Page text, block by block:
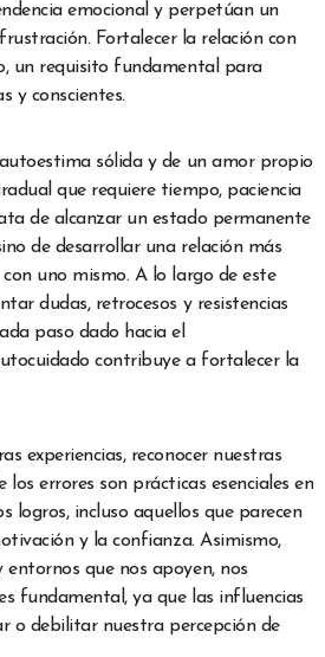
emocional y perpetúan un
Fortalecer la relación con
un requisito fundamental para
y conscientes.
sólida y de un amor propio
que requiere tiempo, paciencia
de alcanzar un estado permanente
de desarrollar una relación más
uno mismo. A lo largo de este
dudas, retrocesos y resistencias
paso dado hacia el
contribuye a fortalecer la
experiencias, reconocer nuestras
los errores son prácticas esenciales en
logros, incluso aquellos que parecen
y la confianza. Asimismo,
entornos que nos apoyen, nos
fundamental, ya que las influencias
o debilitar nuestra percepción de